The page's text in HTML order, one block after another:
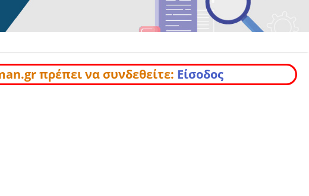
Να με θυμάσαι
πρέπει να συνδεθείτε: Είσοδος